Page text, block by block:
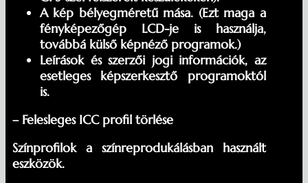
A kép bélyegméretű mása. (Ezt maga a
fényképezőgép LCD-je is használja,
továbbá külső képnéző programok.)
Leírások és szerzői jogi információk, az
esetleges képszerkesztő programoktól
is.
– Felesleges ICC profil törlése
Színprofilok a színreprodukálásban használt
eszközök.